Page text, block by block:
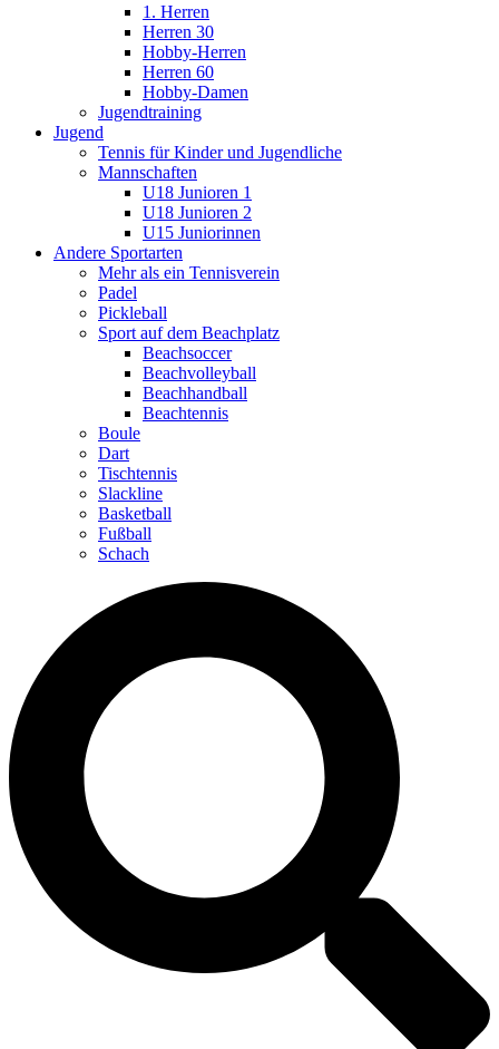
1. Herren
Herren 30
Hobby-Herren
Herren 60
Hobby-Damen
Jugendtraining
Jugend
Tennis für Kinder und Jugendliche
Mannschaften
U18 Junioren 1
U18 Junioren 2
U15 Juniorinnen
Andere Sportarten
Mehr als ein Tennisverein
Padel
Pickleball
Sport auf dem Beachplatz
Beachsoccer
Beachvolleyball
Beachhandball
Beachtennis
Boule
Dart
Tischtennis
Slackline
Basketball
Fußball
Schach